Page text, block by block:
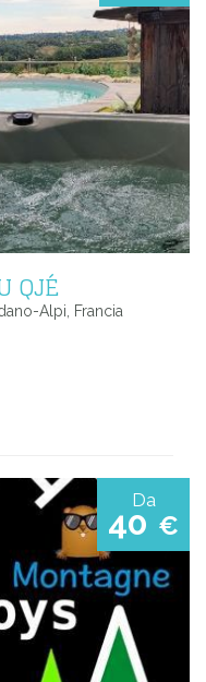
QJÉ
Alpi, Francia
Da
40 €